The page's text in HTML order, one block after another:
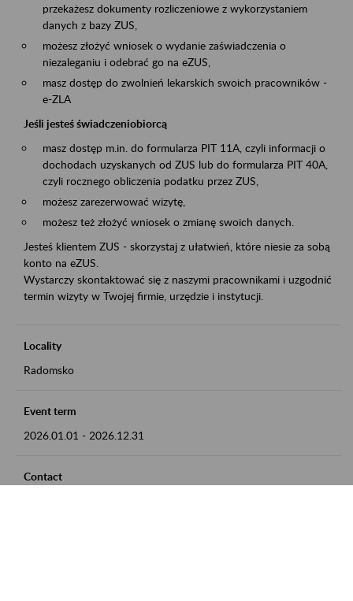
przekażesz dokumenty rozliczeniowe z wykorzystaniem
danych z bazy ZUS,
możesz złożyć wniosek o wydanie zaświadczenia o
niezaleganiu i odebrać go na eZUS,
masz dostęp do zwolnień lekarskich swoich pracowników -
e-ZLA
Jeśli jesteś świadczeniobiorcą
masz dostęp m.in. do formularza PIT 11A, czyli informacji o
dochodach uzyskanych od ZUS lub do formularza PIT 40A,
czyli rocznego obliczenia podatku przez ZUS,
możesz zarezerwować wizytę,
możesz też złożyć wniosek o zmianę swoich danych.
Jesteś klientem ZUS - skorzystaj z ułatwień, które niesie za sobą
konto na eZUS.
Wystarczy skontaktować się z naszymi pracownikami i uzgodnić
termin wizyty w Twojej firmie, urzędzie i instytucji.
Locality
Radomsko
Event term
2026.01.01 - 2026.12.31
Contact